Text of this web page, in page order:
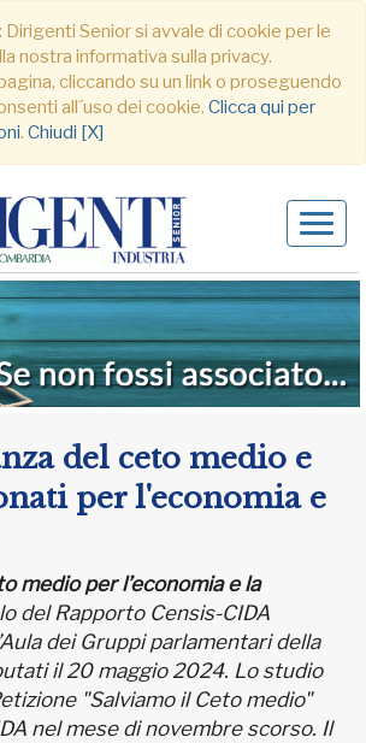
Senior si avvale di cookie per le
nostra informativa sulla privacy.
cliccando su un link o proseguendo
all´uso dei cookie. Clicca qui per
. Chiudi [X]
del ceto medio e
per l'economia e
medio per l’economia e la
del Rapporto Censis-CIDA
dei Gruppi parlamentari della
il 20 maggio 2024. Lo studio
"Salviamo il Ceto medio"
nel mese di novembre scorso. Il